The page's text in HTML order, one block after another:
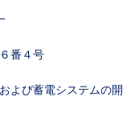
番４号
よび蓄電システムの開